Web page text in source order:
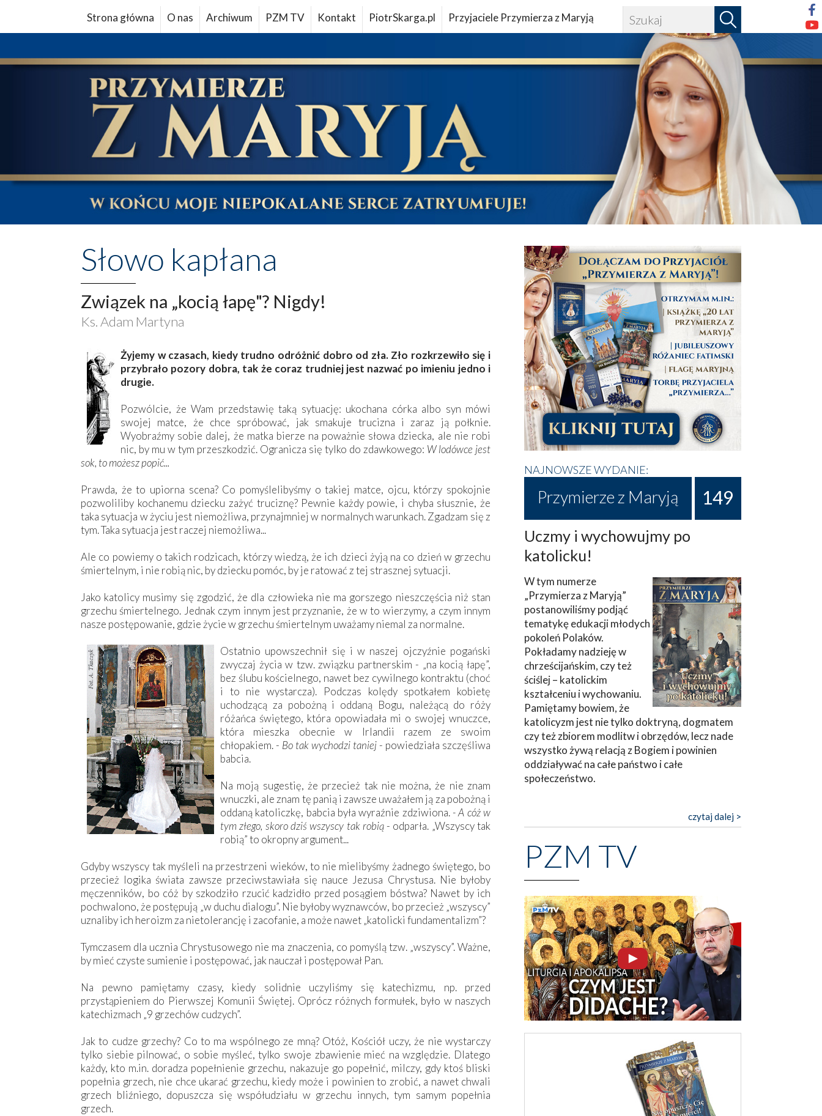
Strona główna O nas Archiwum PZM TV Kontakt PiotrSkarga.pl Przyjaciele Przymierza z Maryją
Słowo kapłana
Związek na „kocią łapę"? Nigdy!
Ks. Adam Martyna
Żyjemy w czasach, kiedy trudno odróżnić dobro od zła. Zło rozkrzewiło się i
przybrało pozory dobra, tak że coraz trudniej jest nazwać po imieniu jedno i
drugie.
Pozwólcie, że Wam przedstawię taką sytuację: ukochana córka albo syn mówi
swojej matce, że chce spróbować, jak smakuje trucizna i zaraz ją połknie.
Wyobraźmy sobie dalej, że matka bierze na poważnie słowa dziecka, ale nie robi
nic, by mu w tym przeszkodzić. Ogranicza się tylko do zdawkowego: W lodówce jest
sok, to możesz popić...
Prawda, że to upiorna scena? Co pomyślelibyśmy o takiej matce, ojcu, którzy spokojnie
pozwoliliby kochanemu dziecku zażyć truciznę? Pewnie każdy powie, i chyba słusznie, że
taka sytuacja w życiu jest niemożliwa, przynajmniej w normalnych warunkach. Zgadzam się z
tym. Taka sytuacja jest raczej niemożliwa...
Ale co powiemy o takich rodzicach, którzy wiedzą, że ich dzieci żyją na co dzień w grzechu
śmiertelnym, i nie robią nic, by dziecku pomóc, by je ratować z tej strasznej sytuacji.
Jako katolicy musimy się zgodzić, że dla człowieka nie ma gorszego nieszczęścia niż stan
grzechu śmiertelnego. Jednak czym innym jest przyznanie, że w to wierzymy, a czym innym
nasze postępowanie, gdzie życie w grzechu śmiertelnym uważamy niemal za normalne.
Ostatnio upowszechnił się i w naszej ojczyźnie pogański
zwyczaj życia w tzw. związku partnerskim - „na kocią łapę”,
bez ślubu kościelnego, nawet bez cywilnego kontraktu (choć
i to nie wystarcza). Podczas kolędy spotkałem kobietę
uchodzącą za pobożną i oddaną Bogu, należącą do róży
różańca świętego, która opowiadała mi o swojej wnuczce,
która mieszka obecnie w Irlandii razem ze swoim
chłopakiem. - Bo tak wychodzi taniej- powiedziała szczęśliwa
babcia.
Na moją sugestię, że przecież tak nie można, że nie znam
wnuczki, ale znam tę panią i zawsze uważałem ją za pobożną i
oddaną katoliczkę, babcia była wyraźnie zdziwiona. - A cóż w
tym złego, skoro dziś wszyscy tak robią- odparła. „Wszyscy tak
robią” to okropny argument...
Gdyby wszyscy tak myśleli na przestrzeni wieków, to nie mielibyśmy żadnego świętego, bo
przecież logika świata zawsze przeciwstawiała się nauce Jezusa Chrystusa. Nie byłoby
męczenników, bo cóż by szkodziło rzucić kadzidło przed posągiem bóstwa? Nawet by ich
pochwalono, że postępują „w duchu dialogu”. Nie byłoby wyznawców, bo przecież „wszyscy”
uznaliby ich heroizm za nietolerancję i zacofanie, a może nawet „katolicki fundamentalizm”?
Tymczasem dla ucznia Chrystusowego nie ma znaczenia, co pomyślą tzw. „wszyscy”. Ważne,
by mieć czyste sumienie i postępować, jak nauczał i postępował Pan.
Na pewno pamiętamy czasy, kiedy solidnie uczyliśmy się katechizmu, np. przed
przystąpieniem do Pierwszej Komunii Świętej. Oprócz różnych formułek, było w naszych
katechizmach „9 grzechów cudzych”.
Jak to cudze grzechy? Co to ma wspólnego ze mną? Otóż, Kościół uczy, że nie wystarczy
tylko siebie pilnować, o sobie myśleć, tylko swoje zbawienie mieć na względzie. Dlatego
każdy, kto m.in. doradza popełnienie grzechu, nakazuje go popełnić, milczy, gdy ktoś bliski
popełnia grzech, nie chce ukarać grzechu, kiedy może i powinien to zrobić, a nawet chwali
grzech bliźniego, dopuszcza się współudziału w grzechu innych, tym samym popełnia
grzech.
NAJNOWSZE WYDANIE:
Przymierze z Maryją 149
Uczmy i wychowujmy po
katolicku!
W tym numerze
„Przymierza z Maryją”
postanowiliśmy podjąć
tematykę edukacji młodych
pokoleń Polaków.
Pokładamy nadzieję w
chrześcijańskim, czy też
ściślej – katolickim
kształceniu i wychowaniu.
Pamiętamy bowiem, że
katolicyzm jest nie tylko doktryną, dogmatem
czy też zbiorem modlitw i obrzędów, lecz nade
wszystko żywą relacją z Bogiem i powinien
oddziaływać na całe państwo i całe
społeczeństwo.
czytaj dalej >
PZM TV